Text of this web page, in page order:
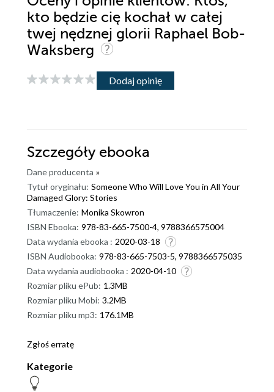
kto będzie cię kochał w całej
twej nędznej glorii Raphael Bob-
Waksberg
Dodaj opinię
Szczegóły ebooka
Dane producenta »
Tytuł oryginału: Someone Who Will Love You in All Your
Damaged Glory: Stories
Tłumaczenie: Monika Skowron
ISBN Ebooka: 978-83-665-7500-4, 9788366575004
Data wydania ebooka : 2020-03-18
ISBN Audiobooka: 978-83-665-7503-5, 9788366575035
Data wydania audiobooka : 2020-04-10
Rozmiar pliku ePub: 1.3MB
Rozmiar pliku Mobi: 3.2MB
Rozmiar pliku mp3: 176.1MB
Zgłoś erratę
Kategorie